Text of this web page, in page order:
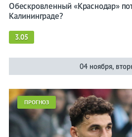
Обескровленный «Краснодар»
Калининграде?
3.05
04 ноября,
ПРОГНОЗ
Зенит
Краснодар
Оренбург
Ростов
Рубин